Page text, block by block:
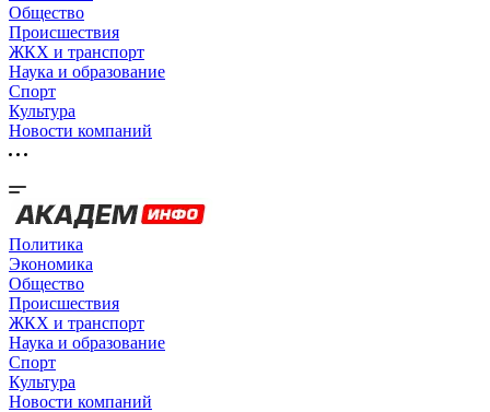
Общество
Происшествия
ЖКХ и транспорт
Наука и образование
Спорт
Культура
Новости компаний
Политика
Экономика
Общество
Происшествия
ЖКХ и транспорт
Наука и образование
Спорт
Культура
Новости компаний